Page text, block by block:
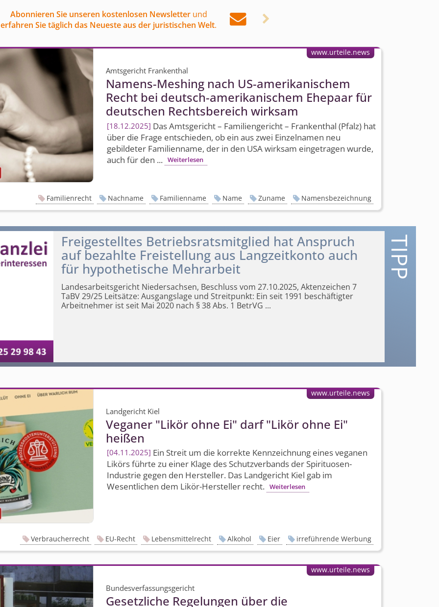
Abonnieren Sie unseren kostenlosen Newsletterund
erfahren Sie täglich das Neueste aus der juristischen Welt.  
Amtsgericht Frankenthal
Namens-Meshing nach US-amerikanischem
Recht bei deutsch-amerikanischem Ehepaar für
deutschen Rechtsbereich wirksam
18.12.2025 Das Amtsgericht – Familiengericht – Frankenthal (Pfalz) hat
über die Frage entschieden, ob ein aus zwei Einzelnamen neu
gebildeter Familienname, der in den USA wirksam eingetragen wurde,
auch für den ... Weiterlesen
www.urteile.news
Familienrecht Nachname Familienname Name Zuname Namensbezeichnung
Freigestelltes Betriebsrats­mitglied hat Anspruch
auf bezahlte Freistellung aus Langzeitkonto auch
für hypothetische Mehrarbeit
Landesarbeits­gericht Niedersachsen, Beschluss vom 27.10.2025, Aktenzeichen 7
TaBV 29/25Leitsätze: Ausgangslage und Streitpunkt: Ein seit 1991 beschäftigter
Arbeitnehmer ist seit Mai 2020 nach § 38 Abs. 1 BetrVG ...
Landgericht Kiel
Veganer "Likör ohne Ei" darf "Likör ohne Ei"
heißen
04.11.2025 Ein Streit um die korrekte Kennzeichnung eines veganen
Likörs führte zu einer Klage des Schutzverbands der Spirituosen-
Industrie gegen den Hersteller. Das Landgericht Kiel gab im
Wesentlichen dem Likör-Hersteller recht. Weiterlesen
www.urteile.news
Verbraucherrecht EU-Recht Lebensmittelrecht Alkohol Eier irreführende Werbung
Bundesverfassungsgericht
Gesetzliche Regelungen über die
www.urteile.news